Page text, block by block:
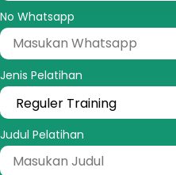
No Whatsapp
Jenis Pelatihan
Judul Pelatihan